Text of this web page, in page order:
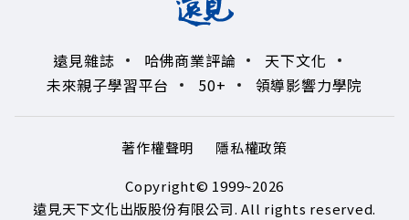
年的關鍵時刻，台灣的投信、信託與財富管理業務，正迎來
到遠見資深主編廖君雅，帶你解析這場台灣史上最大規模的
財富版圖重組。 🔺資產管理大躍進！台灣憑什麼挑戰亞太
金融重鎮？ 🔺不只是口號！主動式ETF與被動平衡型ETF如
綁落實百年傳承？ 🔺高雄專區滿一週年！如何打造在地財
富生態系？ 主持人／遠見雜誌總編輯 林讓均 與談人／遠見
雜誌資深主編 廖君雅 +++++ 💰更多專題導覽
遠見雜誌 哈佛商業評論
天下文化
未來親子學習平台
50+ 領導影響力學院
著作權聲明
隱私權政策
Copyright© 1999~2026
遠見天下文化出版股份有限公司. All rights reserved.